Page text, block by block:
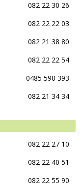
082 22 30 26
082 22 22 03
082 21 38 80
082 22 22 54
0485 590 393
082 21 34 34
082 22 27 10
082 22 40 51
082 22 55 90